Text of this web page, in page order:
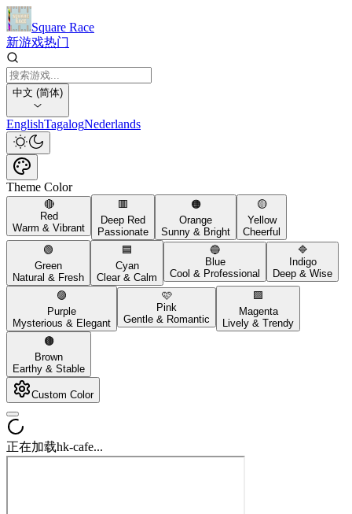
Square Race
新游戏热门
中文 (简体)
EnglishTagalogNederlands
Theme Color
🔴
Red
Warm & Vibrant
🟥
Deep Red
Passionate
🟠
Orange
Sunny & Bright
🟡
Yellow
Cheerful
🟢
Green
Natural & Fresh
🟦
Cyan
Clear & Calm
🔵
Blue
Cool & Professional
🔷
Indigo
Deep & Wise
🟣
Purple
Mysterious & Elegant
🩷
Pink
Gentle & Romantic
🟪
Magenta
Lively & Trendy
🟤
Brown
Earthy & Stable
Custom Color
正在加载hk-cafe...